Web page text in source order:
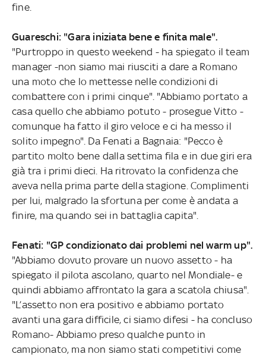
fine.
Guareschi: "Gara iniziata bene e finita male".
"Purtroppo in questo weekend - ha spiegato il team
manager -non siamo mai riusciti a dare a Romano
una moto che lo mettesse nelle condizioni di
combattere con i primi cinque". "Abbiamo portato a
casa quello che abbiamo potuto - prosegue Vitto -
comunque ha fatto il giro veloce e ci ha messo il
solito impegno". Da Fenati a Bagnaia: "Pecco è
partito molto bene dalla settima fila e in due giri era
già tra i primi dieci. Ha ritrovato la confidenza che
aveva nella prima parte della stagione. Complimenti
per lui, malgrado la sfortuna per come è andata a
finire, ma quando sei in battaglia capita".
Fenati: "GP condizionato dai problemi nel warm up".
"Abbiamo dovuto provare un nuovo assetto - ha
spiegato il pilota ascolano, quarto nel Mondiale- e
quindi abbiamo affrontato la gara a scatola chiusa".
"L’assetto non era positivo e abbiamo portato
avanti una gara difficile, ci siamo difesi - ha concluso
Romano- Abbiamo preso qualche punto in
campionato, ma non siamo stati competitivi come